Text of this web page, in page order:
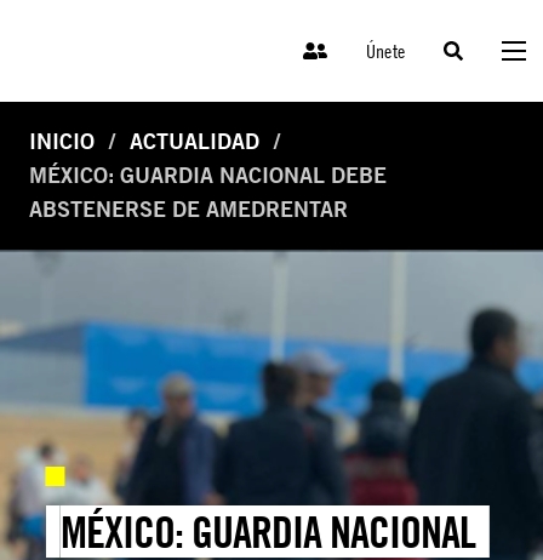
Únete
INICIO
ACTUALIDAD
MÉXICO: GUARDIA NACIONAL DEBE
ABSTENERSE DE AMEDRENTAR
MÉXICO: GUARDIA NACIONAL